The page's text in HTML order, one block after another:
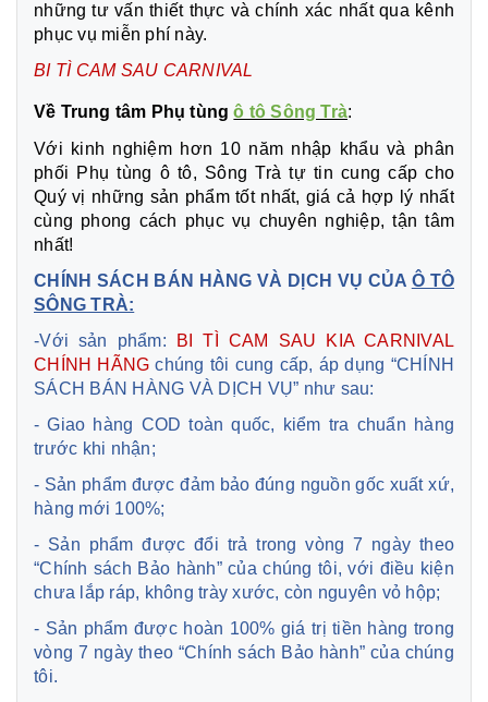
những tư vấn thiết thực và chính xác nhất qua kênh
phục vụ miễn phí này.
BI TÌ CAM SAU CARNIVAL
Về Trung tâm Phụ tùngô tô Sông Trà:
Với kinh nghiệm hơn 10 năm nhập khẩu và phân
phối Phụ tùng ô tô, Sông Trà tự tin cung cấp cho
Quý vị những sản phẩm tốt nhất, giá cả hợp lý nhất
cùng phong cách phục vụ chuyên nghiệp, tận tâm
nhất!
CHÍNH SÁCH BÁN HÀNG VÀ DỊCH VỤ CỦA Ô TÔ
SÔNG TRÀ:
-Với sản phẩm:
BI TÌ CAM SAU KIA CARNIVAL
CHÍNH HÃNGchúng tôi cung cấp, áp dụng “CHÍNH
SÁCH BÁN HÀNG VÀ DỊCH VỤ” như sau:
- Giao hàng COD toàn quốc, kiểm tra chuẩn hàng
trước khi nhận;
- Sản phẩm được đảm bảo đúng nguồn gốc xuất xứ,
hàng mới 100%;
- Sản phẩm được đổi trả trong vòng 7 ngày theo
“Chính sách Bảo hành” của chúng tôi, với điều kiện
chưa lắp ráp, không trày xước, còn nguyên vỏ hộp;
- Sản phẩm được hoàn 100% giá trị tiền hàng trong
vòng 7 ngày theo “Chính sách Bảo hành” của chúng
tôi.